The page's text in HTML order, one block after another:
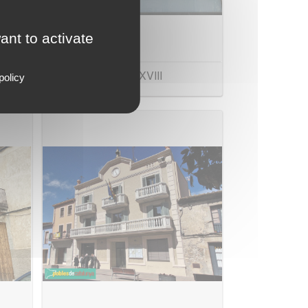
Llindes del segle XVIII
to activate